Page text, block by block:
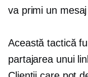
va primi un
Această tactică
partajarea unui